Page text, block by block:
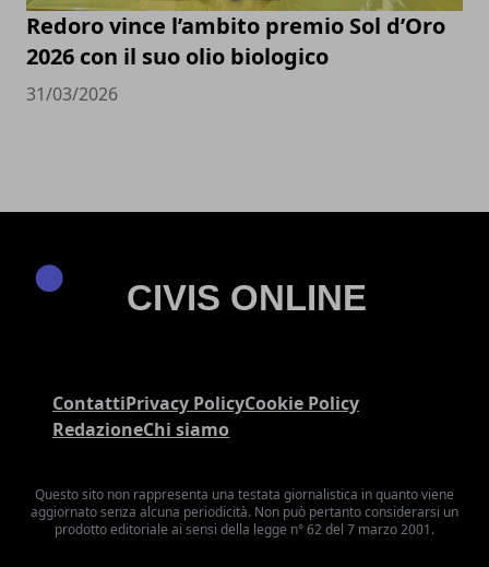
Redoro vince l’ambito premio Sol d’Oro
2026 con il suo olio biologico
31/03/2026
ContattiPrivacy PolicyCookie Policy
RedazioneChi siamo
Questo sito non rappresenta una testata giornalistica in quanto viene
aggiornato senza alcuna periodicità. Non può pertanto considerarsi un
prodotto editoriale ai sensi della legge n° 62 del 7 marzo 2001.